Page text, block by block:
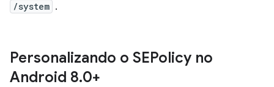
/system .
Personalizando o SEPolicy no
Android 8.0+